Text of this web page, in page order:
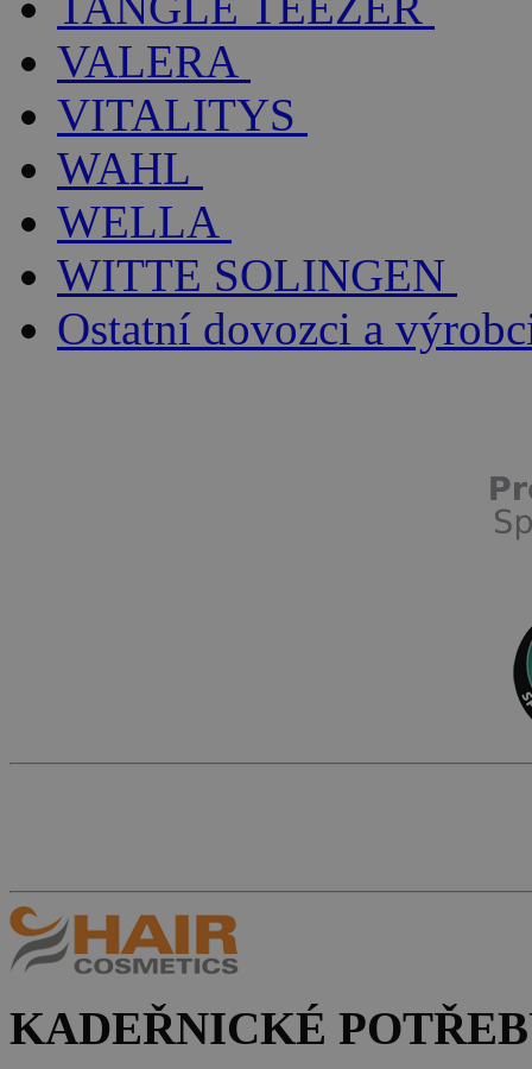
VALERA
VITALITYS
WAHL
WELLA
WITTE SOLINGEN
Ostatní dovozci a
KADEŘNICKÉ